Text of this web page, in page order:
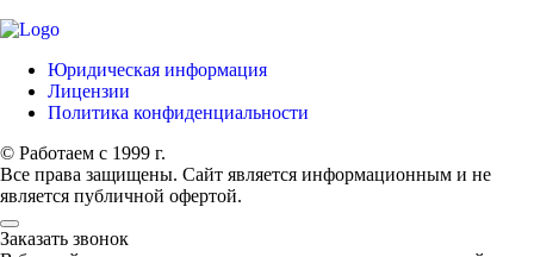
Юридическая информация
Лицензии
Политика конфиденциальности
© Работаем с 1999 г.
Все права защищены. Сайт является информационным и не
является публичной офертой.
Заказать звонок